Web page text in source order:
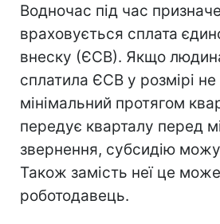
Водночас під час
враховується сплата
внеску (ЄСВ). Якщо
сплатила ЄСВ у розмірі
мінімальний протягом
передує кварталу перед
звернення, субсидію
Також замість неї це
роботодавець.